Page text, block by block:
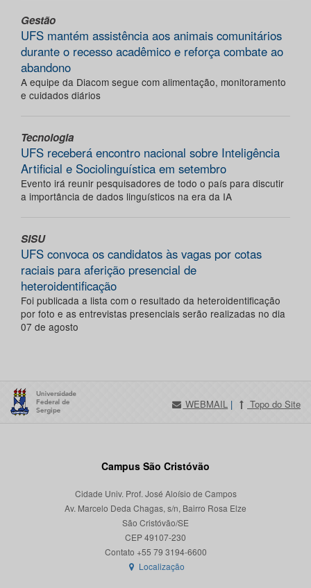
Gestão
UFS mantém assistência aos animais comunitários
durante o recesso acadêmico e reforça combate ao
abandono
A equipe da Diacom segue com alimentação, monitoramento
e cuidados diários
Tecnologia
UFS receberá encontro nacional sobre Inteligência
Artificial e Sociolinguística em setembro
Evento irá reunir pesquisadores de todo o país para discutir
a importância de dados linguísticos na era da IA
SISU
UFS convoca os candidatos às vagas por cotas
raciais para aferição presencial de
heteroidentificação
Foi publicada a lista com o resultado da heteroidentificação
por foto e as entrevistas presenciais serão realizadas no dia
07 de agosto
WEBMAIL | Topo do Site
Campus São Cristóvão
Cidade Univ. Prof. José Aloísio de Campos
Av. Marcelo Deda Chagas, s/n, Bairro Rosa Elze
São Cristóvão/SE
CEP 49107-230
Localização